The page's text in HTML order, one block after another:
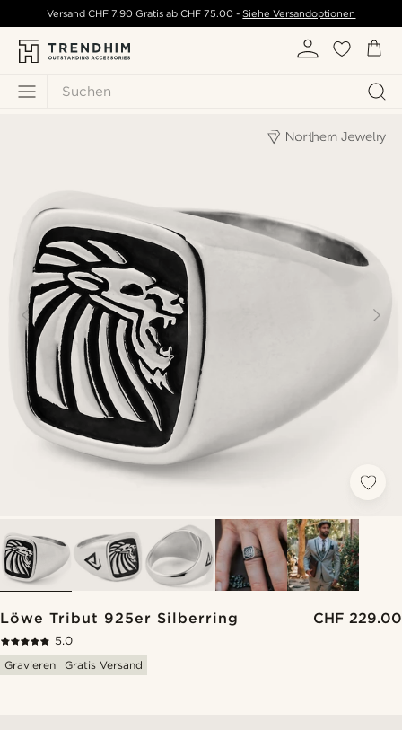
Suchen
Versand CHF 7.90 Gratis ab CHF 75.00 - Siehe Versandoptionen
Löwe Tribut 925er Silberring CHF 229.00
5.0
Gravieren
Gratis Versand